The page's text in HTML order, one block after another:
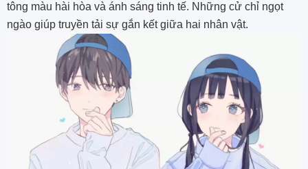
tông màu hài hòa và ánh sáng tinh tế. Những cử chỉ ngọt
ngào giúp truyền tải sự gắn kết giữa hai nhân vật.